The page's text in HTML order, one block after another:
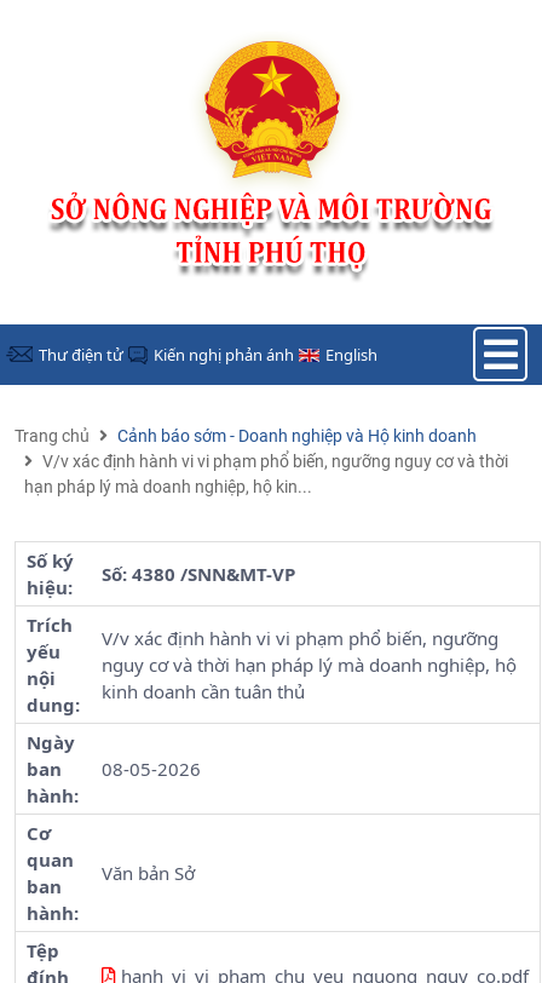
Thư điện tử Kiến nghị phản ánh English
Trang chủ
Cảnh báo sớm - Doanh nghiệp và Hộ kinh doanh
V/v xác định hành vi vi phạm phổ biến, ngưỡng nguy cơ và thời
hạn pháp lý mà doanh nghiệp, hộ kin...
Số ký
hiệu:
Số: 4380 /SNN&MT-VP
Trích
yếu
nội
dung:
V/v xác định hành vi vi phạm phổ biến, ngưỡng
nguy cơ và thời hạn pháp lý mà doanh nghiệp, hộ
kinh doanh cần tuân thủ
Ngày
ban
hành:
08-05-2026
Cơ
quan
ban
hành:
Văn bản Sở
Tệp
đính
hanh_vi_vi_pham_chu_yeu_nguong_nguy_co.pdf